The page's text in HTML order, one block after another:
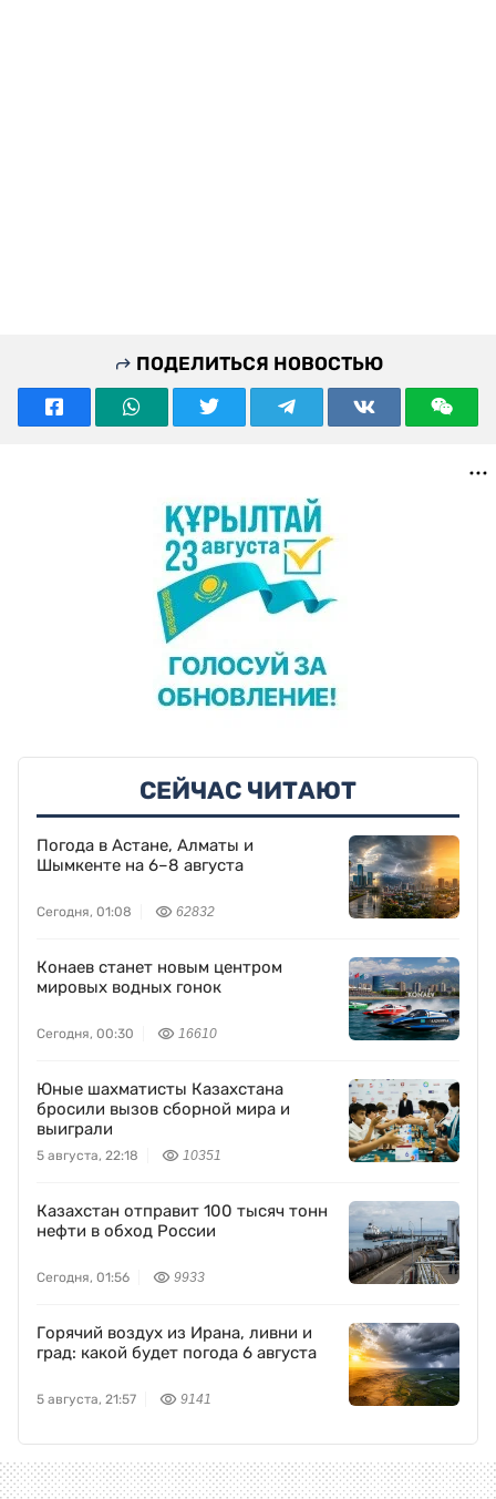
ПОДЕЛИТЬСЯ НОВОСТЬЮ
СЕЙЧАС ЧИТАЮТ
Погода в Астане, Алматы и
Шымкенте на 6–8 августа
Сегодня, 01:08 62832
Конаев станет новым центром
мировых водных гонок
Сегодня, 00:30 16610
Юные шахматисты Казахстана
бросили вызов сборной мира и
выиграли
5 августа, 22:18 10351
Казахстан отправит 100 тысяч тонн
нефти в обход России
Сегодня, 01:56 9933
Горячий воздух из Ирана, ливни и
град: какой будет погода 6 августа
5 августа, 21:57 9141